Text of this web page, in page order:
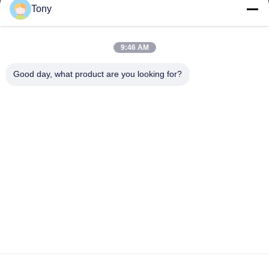
Thời gian làm việc
Tony
9:46 AM
Good day, what product are you looking for?